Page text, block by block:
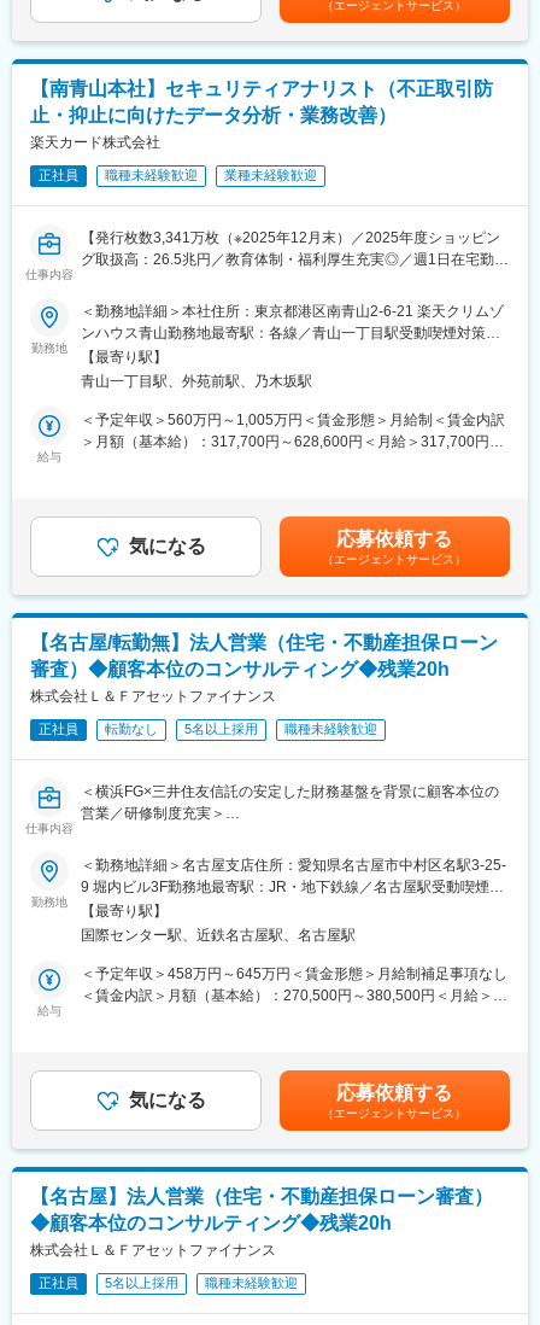
名、新宿支店60名、池袋支店30名、横浜支店30名
※人数は暫定、20～30代を中心に幅広い層が活躍しております。
■研修体制：
中途入社者が8割以上。入社時研修、フォローアップ研修、OJT、
資格取得支援など、段階的に成長できる体制を整えています。
変更の範囲：会社の定める業務
・データ活用や自動化ツールを用いた業務プロセス改善の企画と
着の推進
・データの一元管理やリアルタイム処理を目的としたデータ基盤
整備の企画と実行など
カード取引を過剰に制限してしまうと、正常なカード利用まで阻
害することになります。
そのため不正被害と利用阻害のバランスをとりながら、一方で不
正取引を未然に防止するための新たな仕組みを企画検討し、実装
させる業務も行っています。
■技術スタック：
Python/SAS/SQL
・分析/機械学習基盤
DataRobot/Databricks
・BI/可視化
■データの量と質について：
・会員情報・取引情報・デバイス情報を中心とした膨大かつ多様
・現在、部門内ではデータ利活用の文化が根付いており、より高
度かつ即時性の高いデータ活用に挑戦できる環境を進めていま
す。
■入社後の教育・成長機会とキャリアパス：
・若手社員が多くフラットな組織文化のもと、意見を自由に発信
し、裁量をもって主体的に業務に取り組める環境で、経験を積み
ながら早期に成長可能です。
・配属後半年程度は、不正検知業務に関する教育プログラムを実
施しており、業界未経験でも必要なドメイン知識を習得できま
シャリスト領域のいずれかを選択可能です。
（エージェントサービス）
【南青山本社】セキュリティアナリスト（不正取引防
止・抑止に向けたデータ分析・業務改善）
楽天カード株式会社
正社員 職種未経験歓迎 業種未経験歓迎
仕事内容
【発行枚数3,341万枚（※2025年12月末）／2025年度ショッピン
グ取扱高：26.5兆円／教育体制・福利厚生充実◎／週1日在宅勤務
不正取引の防止や抑止を行うために膨大な量のデータの分析・ル
ール作成を行い、不正検知システムへ反映させることで、不正被
害と利用阻害をともに最小化することがミッションです。
■業務内容：
・統計分析に基づく不正抑止施策の企画と実行
運営の促進
・データ活用や自動化ツールを用いた業務プロセス改善の企画と
・データの一元管理やリアルタイム処理を目的としたデータ基盤
整備の企画と実行
など
カード取引を過剰に制限してしまうと、正常なカード利用まで阻
害することになります。
そのため不正被害と利用阻害のバランスをとりながら、一方で不
正取引を未然に防止するための新たな仕組みを企画検討し、実装
させる業務も行っています。
■技術スタック：
Python/SAS/SQL
・分析/機械学習基盤
DataRobot/Databricks
・BI/可視化
■データの量と質について：
データを活用した分析・開発に挑戦できる環境です。
・現在、部門内ではデータ利活用の文化が根付いており、より高
度かつ即時性の高いデータ活用に挑戦できる環境を進めていま
す。
■入社後の教育・成長機会とキャリアパス：
・若手社員が多くフラットな組織文化のもと、意見を自由に発信
し、裁量をもって主体的に業務に取り組める環境で、経験を積み
ながら早期に成長可能です。
・配属後半年程度は、不正検知業務に関する教育プログラムを実
勤務地
＜勤務地詳細＞本社住所：東京都港区南青山2-6-21 楽天クリムゾ
ンハウス青山勤務地最寄駅：各線／青山一丁目駅受動喫煙対策：
屋内全面禁煙変更の範囲：会社の定める事業所（リモートワーク
含む）
【最寄り駅】
青山一丁目駅、外苑前駅、乃木坂駅
給与
＜予定年収＞560万円～1,005万円＜賃金形態＞月給制＜賃金内訳
＞月額（基本給）：317,700円～628,600円＜月給＞317,700円～
下する可能性があります。月給(月額)は固定手当を含めた表記で
す。
気になる 応募依頼する
（エージェントサービス）
【名古屋/転勤無】法人営業（住宅・不動産担保ローン
審査）◆顧客本位のコンサルティング◆残業20h
株式会社Ｌ＆Ｆアセットファイナンス
正社員 転勤なし 5名以上採用 職種未経験歓迎
仕事内容
＜横浜FG×三井住友信託の安定した財務基盤を背景に顧客本位の
営業／研修制度充実＞
当社は、横浜銀行を中核とする横浜FGと三井住友信託銀行が共同
出資する、不動産担保融資に特化した専門金融会社です。
■業務概要：
総合職社員Gaコースとしての採用です。営業活動の他、住宅・ア
パートローンや不動産担保ローンの融資相談・審査業務を担当
し、不動産および融資審査に関する専門知識を習得できます。
・融資案件の相談対応、審査、契約事務、実行処理
・債権管理・回収業務
※社内で役割分担し、連携しながら業務を進めます。
（1）融資審査
お客様と面談を通し、勤務状況や収入、融資希望内容等様々な側
面から融資可否を判断します。不動産会社への提案活動と並行し
て進める業務のため、他の審査担当や契約担当と連携し面談や事
務手続きを引き継ぐ体制も整えています。
（2）不動産会社への提案活動
勤務地
＜勤務地詳細＞名古屋支店住所：愛知県名古屋市中村区名駅3-25-
9 堀内ビル3F勤務地最寄駅：JR・地下鉄線／名古屋駅受動喫煙対
策：屋内喫煙可能場所あり変更の範囲：無
【最寄り駅】
国際センター駅、近鉄名古屋駅、名古屋駅
給与
＜予定年収＞458万円～645万円＜賃金形態＞月給制補足事項なし
＜賃金内訳＞月額（基本給）：270,500円～380,500円＜月給＞
給年1回、■賞与年2回（6月、12月） ■給与例：年収500万円／26
歳 年収572万円／28歳 年収710万／35歳 ※左記に加え、別途残
業代実費支給賃金はあくまでも目安の金額であり、選考を通じて
上下する可能性があります。月給(月額)は固定手当を含めた表記で
す。
気になる 応募依頼する
（エージェントサービス）
【名古屋】法人営業（住宅・不動産担保ローン審査）
◆顧客本位のコンサルティング◆残業20h
株式会社Ｌ＆Ｆアセットファイナンス
正社員 5名以上採用 職種未経験歓迎